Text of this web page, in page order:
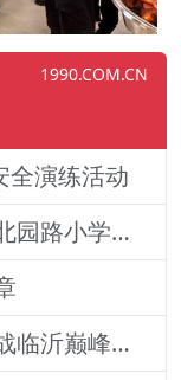
1990.COM.CN
全演练活动
活力满校园，健康伴成长——北园路小学一二年级体质训练纪实
官宣定档八月，六国裸拳麻绳战临沂巅峰对决！2026铁拳武风·红韵临沂国际巅峰搏击赛新闻发布会举行